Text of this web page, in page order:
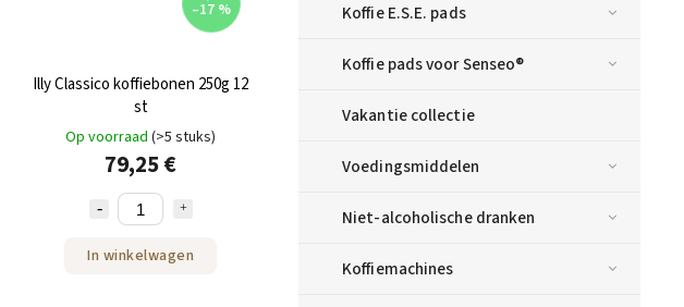
Koffie E.S.E. pads
Koffie pads voor Senseo®
Vakantie collectie
Voedingsmiddelen
Niet-alcoholische dranken
Koffiemachines
–17 %
Illy Classico koffiebonen 250g 12
st
Op voorraad (>5 stuks)
79,25 €
In winkelwagen